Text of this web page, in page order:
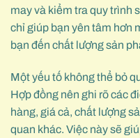
may và kiểm tra quy trình
chỉ giúp bạn yên tâm hơn
bạn đến chất lượng sản
Một yếu tố không thể bỏ
Hợp đồng nên ghi rõ các
hàng, giá cả, chất lượng
quan khác. Việc này sẽ